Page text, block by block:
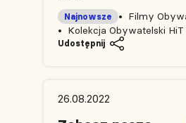
Filmy
Kolekcja Obywatelski HiT
Najnowsze
Udostępnij
26.08.2022